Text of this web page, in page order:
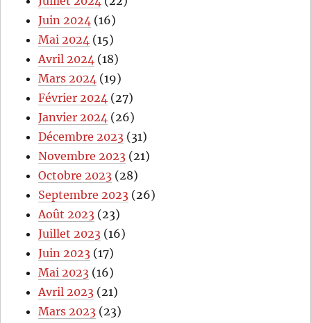
Juin 2024 (16)
Mai 2024 (15)
Avril 2024 (18)
Mars 2024 (19)
Février 2024 (27)
Janvier 2024 (26)
Décembre 2023 (31)
Novembre 2023 (21)
Octobre 2023 (28)
Septembre 2023 (26)
Août 2023 (23)
Juillet 2023 (16)
Juin 2023 (17)
Mai 2023 (16)
Avril 2023 (21)
Mars 2023 (23)